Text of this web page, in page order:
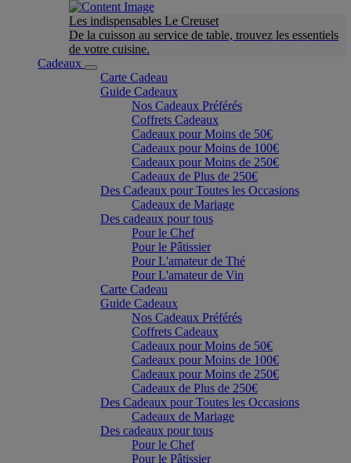
Les indispensables Le Creuset
De la cuisson au service de table, trouvez les essentiels
de votre cuisine.
Cadeaux
Carte Cadeau
Guide Cadeaux
Nos Cadeaux Préférés
Coffrets Cadeaux
Cadeaux pour Moins de 50€
Cadeaux pour Moins de 100€
Cadeaux pour Moins de 250€
Cadeaux de Plus de 250€
Des Cadeaux pour Toutes les Occasions
Cadeaux de Mariage
Des cadeaux pour tous
Pour le Chef
Pour le Pâtissier
Pour L'amateur de Thé
Pour L'amateur de Vin
Carte Cadeau
Guide Cadeaux
Nos Cadeaux Préférés
Coffrets Cadeaux
Cadeaux pour Moins de 50€
Cadeaux pour Moins de 100€
Cadeaux pour Moins de 250€
Cadeaux de Plus de 250€
Des Cadeaux pour Toutes les Occasions
Cadeaux de Mariage
Des cadeaux pour tous
Pour le Chef
Pour le Pâtissier